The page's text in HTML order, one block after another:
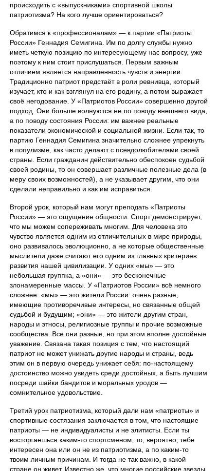
происходить с «выпускниками» спортивной школы
патриотизма? На кого лучше ориентироваться?
Обратимся к «профессионалам» — к партии «Патриоты
России» Геннадия Семигина. Им по долгу службы нужно
иметь четкую позицию по интересующему нас вопросу, уже
поэтому к ним стоит прислушаться. Первым важным
отличием является направленность чувств и энергии.
Традиционно патриот предстаёт в роли ревнивца, который
изучает, кто и как взглянул на его родину, а потом выражает
своё негодование. У «Патриотов России» совершенно другой
подход. Они больше волнуются не по поводу внешнего вида,
а по поводу состояния России: им важнее реальные
показатели экономической и социальной жизни. Если так, то
партию Геннадия Семигина значительно сложнее упрекнуть
в популизме, как часто делают с псевдолюбителями своей
страны. Если гражданин действительно обеспокоен судьбой
своей родины, то он совершает различные полезные дела (в
меру своих возможностей), а не указывает другим, что они
сделали неправильно и как им исправиться.
Второй урок, который нам могут преподать «Патриоты
России» — это ощущение общности. Спорт демонстрирует,
что мы можем сопереживать многим. Для человека это
чувство является одним из отличительных в мире природы,
оно развивалось эволюционно, а не которые общественные
мыслители даже считают его одним из главных критериев
развития нашей цивилизации. У одних «мы» — это
небольшая группка, а «они» — это бесконечные
злонамеренные массы. У «Патриотов России» всё немного
сложнее: «мы» — это жители России: очень разные,
имеющие противоречивые интересы, но связанные общей
судьбой и будущим; «они» — это жители другим стран,
народы и этносы, религиозные группы и прочие возможные
сообщества. Все они разные, но при этом вполне достойные
уважение. Связана такая позиция с тем, что настоящий
патриот не может унижать другие народы и страны, ведь
этим он в первую очередь унижает себя: по-настоящему
достоинство можно увидеть среди достойных, а быть лучшим
посреди шайки бандитов и моральных уродов —
сомнительное удовольствие.
Третий урок патриотизма, который дали нам «патриоты» и
спортивные состязания заключается в том, что настоящие
патриоты — не индивидуалисты и не элитисты. Если ты
восторгаешься каким-то спортсменом, то, вероятно, тебе
интересен она или он не из патриотизма, а по каким-то
твоим личным причинам. И тогда не так важно, в какой
стране он живет. Известно же, что многие российские звезды